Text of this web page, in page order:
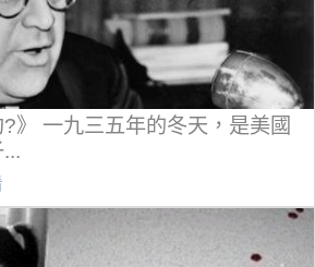
?》 一九三五年的冬天，是美國